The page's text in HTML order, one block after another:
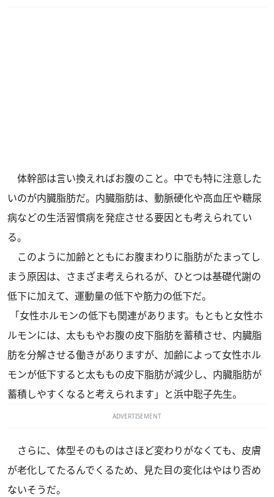
体幹部は言い換えればお腹のこと。中でも特に注意した
いのが内臓脂肪だ。内臓脂肪は、動脈硬化や高血圧や糖尿
病などの生活習慣病を発症させる要因とも考えられてい
る。
このように加齢とともにお腹まわりに脂肪がたまってし
まう原因は、さまざま考えられるが、ひとつは基礎代謝の
低下に加えて、運動量の低下や筋力の低下だ。
「女性ホルモンの低下も関連があります。もともと女性ホ
ルモンには、太ももやお腹の皮下脂肪を蓄積させ、内臓脂
肪を分解させる働きがありますが、加齢によって女性ホル
モンが低下すると太ももの皮下脂肪が減少し、内臓脂肪が
蓄積しやすくなると考えられます」と浜中聡子先生。
ADVERTISEMENT
さらに、体型そのものはさほど変わりがなくても、皮膚
が老化してたるんでくるため、見た目の変化はやはり否め
ないそうだ。